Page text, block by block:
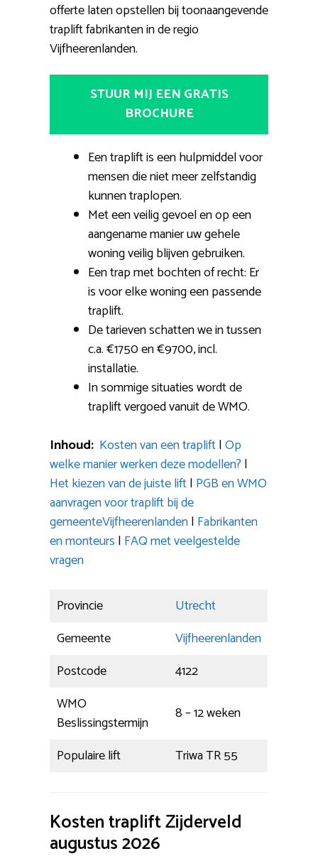
offerte laten opstellen bij toonaangevende
traplift fabrikanten in de regio
Vijfheerenlanden.
STUUR MIJ EEN GRATIS
BROCHURE
Een traplift is een hulpmiddel voor
mensen die niet meer zelfstandig
kunnen traplopen.
Met een veilig gevoel en op een
aangename manier uw gehele
woning veilig blijven gebruiken.
Een trap met bochten of recht: Er
is voor elke woning een passende
traplift.
De tarieven schatten we in tussen
c.a. €1750 en €9700, incl.
installatie.
In sommige situaties wordt de
traplift vergoed vanuit de WMO.
Inhoud: Kosten van een traplift|Op
welke manier werken deze modellen? |
Het kiezen van de juiste lift| PGB en WMO
aanvragen voor traplift bij de
gemeenteVijfheerenlanden| Fabrikanten
en monteurs | FAQ met veelgestelde
vragen
Provincie
Utrecht
Gemeente
Vijfheerenlanden
Postcode
4122
WMO
Beslissingstermijn
8 – 12 weken
Populaire lift
Triwa TR 55
Kosten traplift Zijderveld
augustus 2026